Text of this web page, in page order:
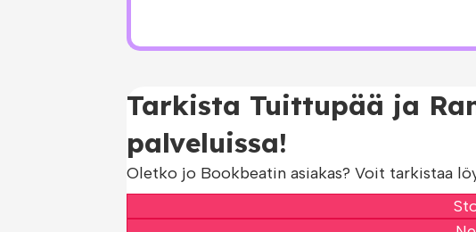
Tarkista Tuittupää ja
palveluissa!
Oletko jo Bookbeatin asiakas? Voit tarkistaa